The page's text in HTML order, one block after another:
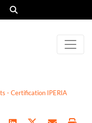
- Certification IPERIA